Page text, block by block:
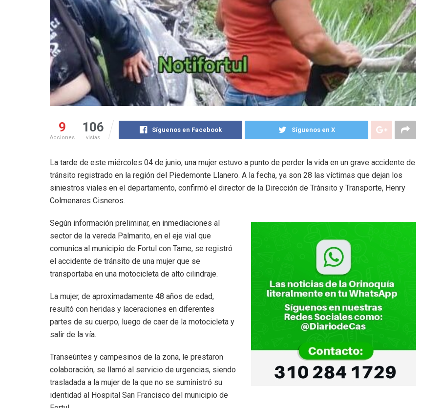
9
Acciones
106
vistas
Síguenos en Facebook Síguenos en X
La tarde de este miércoles 04 de junio, una mujer estuvo a punto de perder la vida en un grave accidente de
tránsito registrado en la región del Piedemonte Llanero. A la fecha, ya son 28 las víctimas que dejan los
siniestros viales en el departamento, confirmó el director de la Dirección de Tránsito y Transporte, Henry
Colmenares Cisneros.
Según información preliminar, en inmediaciones al
sector de la vereda Palmarito, en el eje vial que
comunica al municipio de Fortul con Tame, se registró
el accidente de tránsito de una mujer que se
transportaba en una motocicleta de alto cilindraje.
La mujer, de aproximadamente 48 años de edad,
resultó con heridas y laceraciones en diferentes
partes de su cuerpo, luego de caer de la motocicleta y
salir de la vía.
Transeúntes y campesinos de la zona, le prestaron
colaboración, se llamó al servicio de urgencias, siendo
trasladada a la mujer de la que no se suministró su
identidad al Hospital San Francisco del municipio de